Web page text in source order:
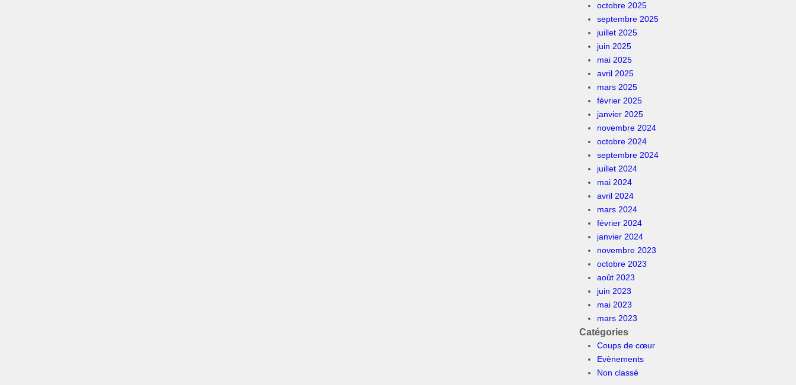
octobre 2025
septembre 2025
juillet 2025
juin 2025
mai 2025
avril 2025
mars 2025
février 2025
janvier 2025
novembre 2024
octobre 2024
septembre 2024
juillet 2024
mai 2024
avril 2024
mars 2024
février 2024
janvier 2024
novembre 2023
octobre 2023
août 2023
juin 2023
mai 2023
mars 2023
Catégories
Coups de cœur
Evènements
Non classé